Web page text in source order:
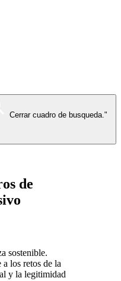
Cerrar cuadro de busqueda."
de
sostenible.
los retos de la
y la legitimidad